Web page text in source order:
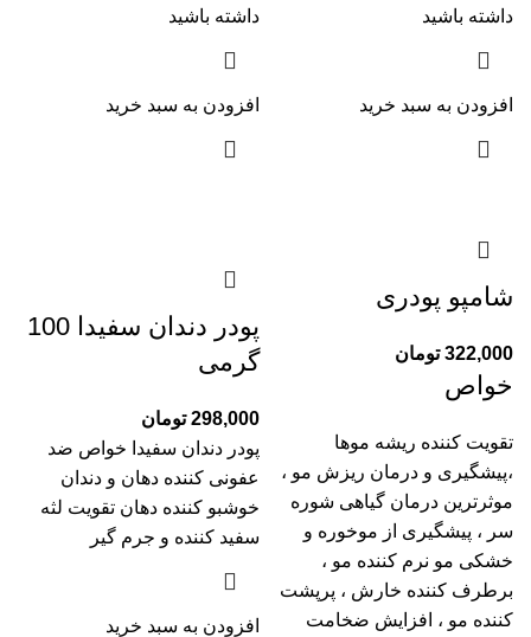
داشته باشید
افزودن به سبد خرید
داشته باشید
افزودن به سبد خرید
شامپو پودری
322,000 تومان
خواص
تقویت کننده ریشه موها
،پیشگیری و درمان ریزش مو ،
موثرترین درمان گیاهی شوره
سر ، پیشگیری از موخوره و
خشکی مو نرم کننده مو ،
برطرف کننده خارش ، پرپشت
کننده مو ، افزایش ضخامت
پودر دندان سفیدا 100
گرمی
298,000 تومان
پودر دندان سفیدا خواص ضد
عفونی کننده دهان و دندان
خوشبو کننده دهان تقویت لثه
سفید کننده و جرم گیر
افزودن به سبد خرید